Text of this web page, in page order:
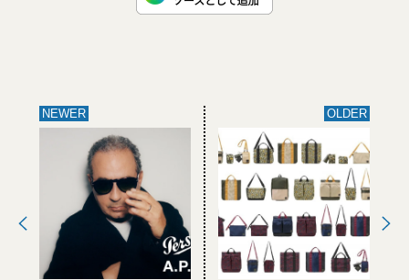
NEWER OLDER